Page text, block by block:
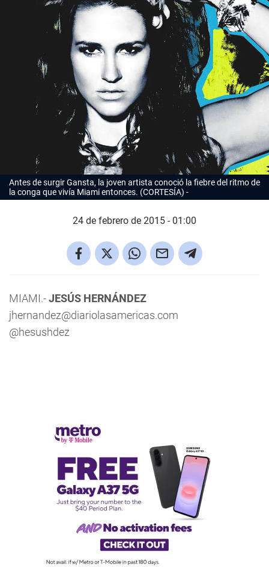
Antes de surgirGansta, la joven artista conoció la fiebre del ritmo de
la conga que vivía Miami entonces. (CORTESÍA)
24 de febrero de 2015 - 01:00
MIAMI.-JESÚS HERNÁNDEZ
jhernandez@diariolasamericas.com
@hesushdez